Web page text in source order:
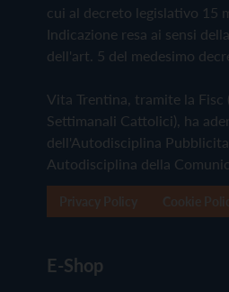
cui al decreto legislativo 15
Indicazione resa ai sensi
dell'art. 5 del medesimo
Vita Trentina, tramite la Fisc
Settimanali Cattolici), ha
dell'Autodisciplina
Autodisciplina della
E-Shop